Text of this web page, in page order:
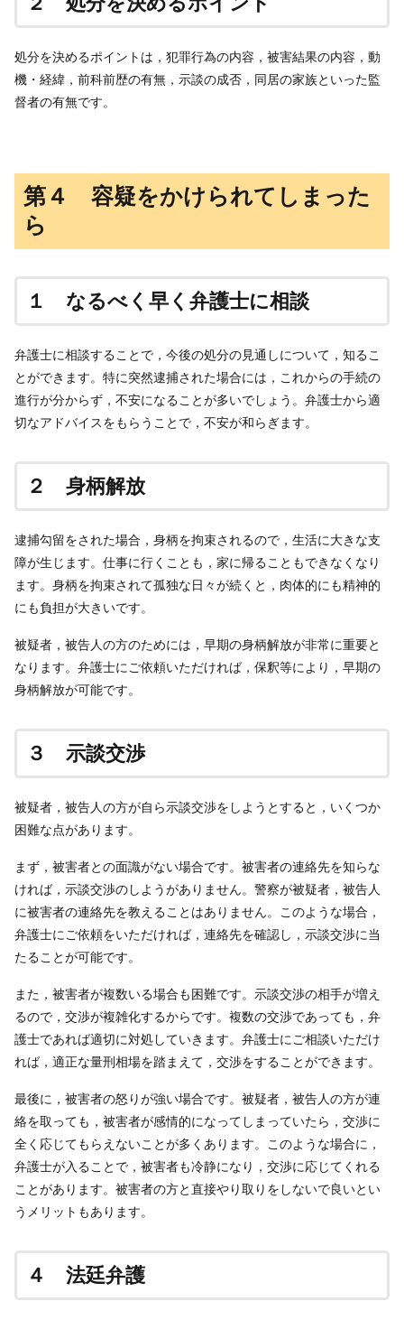
処分を決めるポイントは，犯罪行為の内容，被害結果の内容，動
機・経緯，前科前歴の有無，示談の成否，同居の家族といった監
督者の有無です。
第４ 容疑をかけられてしまった
ら
１ なるべく早く弁護士に相談
弁護士に相談することで，今後の処分の見通しについて，知るこ
とができます。特に突然逮捕された場合には，これからの手続の
進行が分からず，不安になることが多いでしょう。弁護士から適
切なアドバイスをもらうことで，不安が和らぎます。
２ 身柄解放
逮捕勾留をされた場合，身柄を拘束されるので，生活に大きな支
障が生じます。仕事に行くことも，家に帰ることもできなくなり
ます。身柄を拘束されて孤独な日々が続くと，肉体的にも精神的
にも負担が大きいです。
被疑者，被告人の方のためには，早期の身柄解放が非常に重要と
なります。弁護士にご依頼いただければ，保釈等により，早期の
身柄解放が可能です。
３ 示談交渉
被疑者，被告人の方が自ら示談交渉をしようとすると，いくつか
困難な点があります。
まず，被害者との面識がない場合です。被害者の連絡先を知らな
ければ，示談交渉のしようがありません。警察が被疑者，被告人
に被害者の連絡先を教えることはありません。このような場合，
弁護士にご依頼をいただければ，連絡先を確認し，示談交渉に当
たることが可能です。
また，被害者が複数いる場合も困難です。示談交渉の相手が増え
るので，交渉が複雑化するからです。複数の交渉であっても，弁
護士であれば適切に対処していきます。弁護士にご相談いただけ
れば，適正な量刑相場を踏まえて，交渉をすることができます。
最後に，被害者の怒りが強い場合です。被疑者，被告人の方が連
絡を取っても，被害者が感情的になってしまっていたら，交渉に
全く応じてもらえないことが多くあります。このような場合に，
弁護士が入ることで，被害者も冷静になり，交渉に応じてくれる
ことがあります。被害者の方と直接やり取りをしないで良いとい
うメリットもあります。
４ 法廷弁護